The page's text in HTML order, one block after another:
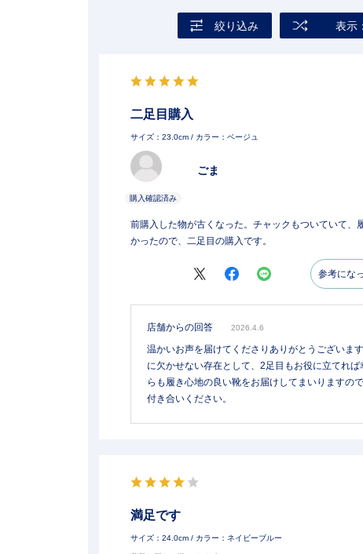
絞り込み 表示
二足目購入
サイズ：23.0cm / カラー：ベージュ
ごま
前購入した物が古くなった。チャックもついていて、
かったので、二足目の購入です。
参考にな
店舗からの回答 2026.4.6
温かいお声を届けてくださりありがとうございま
に欠かせない存在として、2足目もお役に立てれ
らも履き心地の良い靴をお届けしてまいりますの
付き合いください。
満足です
サイズ：24.0cm / カラー：ネイビーブルー